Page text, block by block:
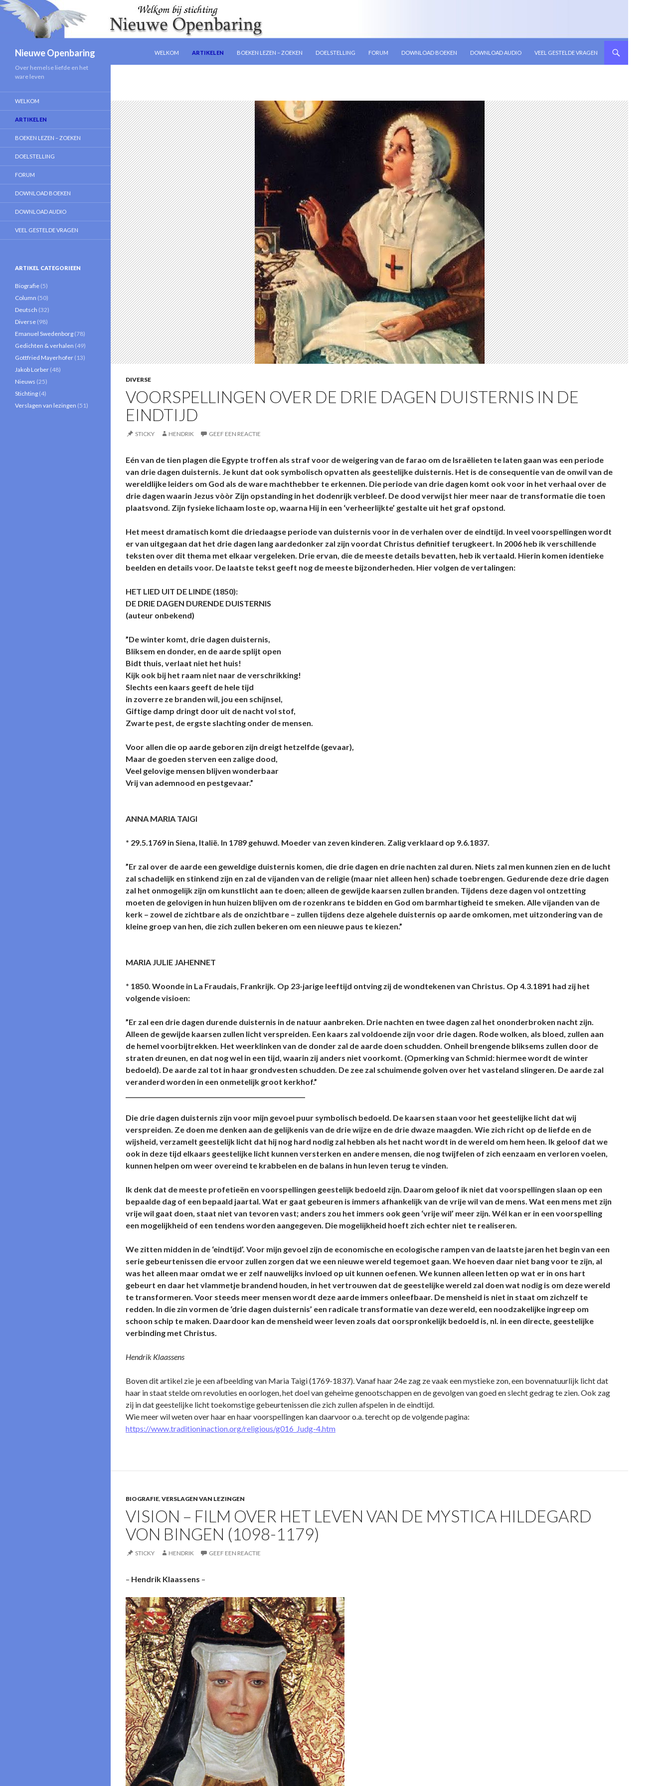
Nieuwe Openbaring
WELKOM
ARTIKELEN BOEKEN LEZEN – ZOEKEN DOELSTELLING FORUM DOWNLOAD BOEKEN DOWNLOAD AUDIO VEEL GESTELDE VRAGEN
DIVERSE
VOORSPELLINGEN OVER DE DRIE DAGEN DUISTERNIS IN DE
EINDTIJD
STICKY HENDRIK GEEF EEN REACTIE
Eén van de tien plagen die Egypte troffen als straf voor de weigering van de farao om de Israëlieten te laten gaan was een periode
van drie dagen duisternis. Je kunt dat ook symbolisch opvatten als geestelijke duisternis. Het is de consequentie van de onwil van de
wereldlijke leiders om God als de ware machthebber te erkennen. Die periode van drie dagen komt ook voor in het verhaal over de
drie dagen waarin Jezus vòòr Zijn opstanding in het dodenrijk verbleef. De dood verwijst hier meer naar de transformatie die toen
plaatsvond. Zijn fysieke lichaam loste op, waarna Hij in een ‘verheerlijkte’ gestalte uit het graf opstond.
Het meest dramatisch komt die driedaagse periode van duisternis voor in de verhalen over de eindtijd. In veel voorspellingen wordt
er van uitgegaan dat het drie dagen lang aardedonker zal zijn voordat Christus definitief terugkeert. In 2006 heb ik verschillende
teksten over dit thema met elkaar vergeleken. Drie ervan, die de meeste details bevatten, heb ik vertaald. Hierin komen identieke
beelden en details voor. De laatste tekst geeft nog de meeste bijzonderheden. Hier volgen de vertalingen:
HET LIED UIT DE LINDE (1850):
DE DRIE DAGEN DURENDE DUISTERNIS
(auteur onbekend)
”De winter komt, drie dagen duisternis,
Bliksem en donder, en de aarde splijt open
Bidt thuis, verlaat niet het huis!
Kijk ook bij het raam niet naar de verschrikking!
Slechts een kaars geeft de hele tijd
in zoverre ze branden wil, jou een schijnsel,
Giftige damp dringt door uit de nacht vol stof,
Zwarte pest, de ergste slachting onder de mensen.
Voor allen die op aarde geboren zijn dreigt hetzelfde (gevaar),
Maar de goeden sterven een zalige dood,
Veel gelovige mensen blijven wonderbaar
Vrij van ademnood en pestgevaar.”
ANNA MARIA TAIGI
* 29.5.1769 in Siena, Italië. In 1789 gehuwd. Moeder van zeven kinderen. Zalig verklaard op 9.6.1837.
”Er zal over de aarde een geweldige duisternis komen, die drie dagen en drie nachten zal duren. Niets zal men kunnen zien en de lucht
zal schadelijk en stinkend zijn en zal de vijanden van de religie (maar niet alleen hen) schade toebrengen. Gedurende deze drie dagen
zal het onmogelijk zijn om kunstlicht aan te doen; alleen de gewijde kaarsen zullen branden. Tijdens deze dagen vol ontzetting
moeten de gelovigen in hun huizen blijven om de rozenkrans te bidden en God om barmhartigheid te smeken. Alle vijanden van de
kerk – zowel de zichtbare als de onzichtbare – zullen tijdens deze algehele duisternis op aarde omkomen, met uitzondering van de
kleine groep van hen, die zich zullen bekeren om een nieuwe paus te kiezen.”
MARIA JULIE JAHENNET
* 1850. Woonde in La Fraudais, Frankrijk. Op 23-jarige leeftijd ontving zij de wondtekenen van Christus. Op 4.3.1891 had zij het
volgende visioen:
”Er zal een drie dagen durende duisternis in de natuur aanbreken. Drie nachten en twee dagen zal het ononderbroken nacht zijn.
Alleen de gewijde kaarsen zullen licht verspreiden. Een kaars zal voldoende zijn voor drie dagen. Rode wolken, als bloed, zullen aan
de hemel voorbijtrekken. Het weerklinken van de donder zal de aarde doen schudden. Onheil brengende bliksems zullen door de
straten dreunen, en dat nog wel in een tijd, waarin zij anders niet voorkomt. (Opmerking van Schmid: hiermee wordt de winter
bedoeld). De aarde zal tot in haar grondvesten schudden. De zee zal schuimende golven over het vasteland slingeren. De aarde zal
veranderd worden in een onmetelijk groot kerkhof.”
Die drie dagen duisternis zijn voor mijn gevoel puur symbolisch bedoeld. De kaarsen staan voor het geestelijke licht dat wij
verspreiden. Ze doen me denken aan de gelijkenis van de drie wijze en de drie dwaze maagden. Wie zich richt op de liefde en de
wijsheid, verzamelt geestelijk licht dat hij nog hard nodig zal hebben als het nacht wordt in de wereld om hem heen. Ik geloof dat we
ook in deze tijd elkaars geestelijke licht kunnen versterken en andere mensen, die nog twijfelen of zich eenzaam en verloren voelen,
kunnen helpen om weer overeind te krabbelen en de balans in hun leven terug te vinden.
Ik denk dat de meeste profetieën en voorspellingen geestelijk bedoeld zijn. Daarom geloof ik niet dat voorspellingen slaan op een
bepaalde dag of een bepaald jaartal. Wat er gaat gebeuren is immers afhankelijk van de vrije wil van de mens. Wat een mens met zijn
vrije wil gaat doen, staat niet van tevoren vast; anders zou het immers ook geen ‘vrije wil’ meer zijn. Wél kan er in een voorspelling
een mogelijkheid of een tendens worden aangegeven. Die mogelijkheid hoeft zich echter niet te realiseren.
We zitten midden in de ‘eindtijd’. Voor mijn gevoel zijn de economische en ecologische rampen van de laatste jaren het begin van een
serie gebeurtenissen die ervoor zullen zorgen dat we een nieuwe wereld tegemoet gaan. We hoeven daar niet bang voor te zijn, al
was het alleen maar omdat we er zelf nauwelijks invloed op uit kunnen oefenen. We kunnen alleen letten op wat er in ons hart
gebeurt en daar het vlammetje brandend houden, in het vertrouwen dat de geestelijke wereld zal doen wat nodig is om deze wereld
te transformeren. Voor steeds meer mensen wordt deze aarde immers onleefbaar. De mensheid is niet in staat om zichzelf te
redden. In die zin vormen de ‘drie dagen duisternis’ een radicale transformatie van deze wereld, een noodzakelijke ingreep om
schoon schip te maken. Daardoor kan de mensheid weer leven zoals dat oorspronkelijk bedoeld is, nl. in een directe, geestelijke
verbinding met Christus.
Hendrik Klaassens
Boven dit artikel zie je een afbeelding van Maria Taigi (1769-1837). Vanaf haar 24e zag ze vaak een mystieke zon, een bovennatuurlijk licht dat
haar in staat stelde om revoluties en oorlogen, het doel van geheime genootschappen en de gevolgen van goed en slecht gedrag te zien. Ook zag
zij in dat geestelijke licht toekomstige gebeurtenissen die zich zullen afspelen in de eindtijd.
Wie meer wil weten over haar en haar voorspellingen kan daarvoor o.a. terecht op de volgende pagina:
https://www.traditioninaction.org/religious/g016_Judg-4.htm
BIOGRAFIE, VERSLAGEN VAN LEZINGEN
VISION – FILM OVER HET LEVEN VAN DE MYSTICA HILDEGARD
VON BINGEN (1098-1179)
STICKY HENDRIK GEEF EEN REACTIE
– Hendrik Klaassens –
Over hemelse liefde en het
ware leven
WELKOM
ARTIKELEN
BOEKEN LEZEN – ZOEKEN
DOELSTELLING
FORUM
DOWNLOAD BOEKEN
DOWNLOAD AUDIO
VEEL GESTELDE VRAGEN
ARTIKEL CATEGORIEEN
Biografie (5)
Column (50)
Deutsch (32)
Diverse (98)
Emanuel Swedenborg (78)
Gedichten & verhalen (49)
Gottfried Mayerhofer (13)
Jakob Lorber (48)
Nieuws (25)
Stichting (4)
Verslagen van lezingen (51)